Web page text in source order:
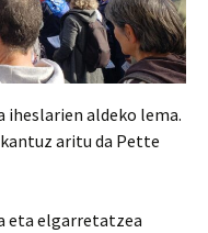
iheslarien aldeko lema.
aritu da Pette
eta elgarretatzea